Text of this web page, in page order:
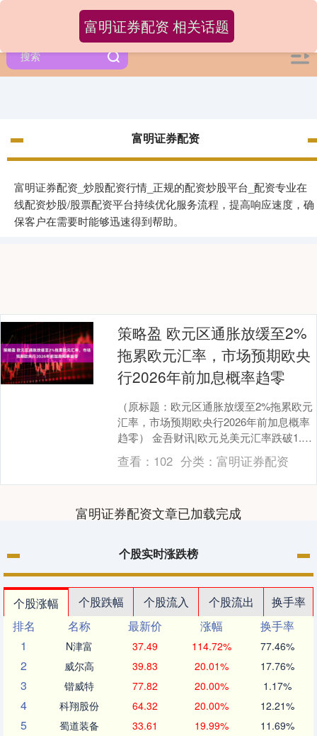
富明证券配资
富明证券配资_炒股配资行情_正规的配资炒股平台_配资专业在
线配资炒股/股票配资平台持续优化服务流程，提高响应速度，确
保客户在需要时能够迅速得到帮助。
富明证券配资 相关话题
策略盈 欧元区通胀放缓至2%
拖累欧元汇率，市场预期欧央
行2026年前加息概率趋零
（原标题：欧元区通胀放缓至2%拖累欧元
汇率，市场预期欧央行2026年前加息概率
趋零） 金吾财讯|欧元兑美元汇率跌破1.17
关口，创12月9日以来新低，主要受欧元....
查看： 102 分类： 富明证券配资
富明证券配资文章已加载完成
个股实时涨跌榜
个股涨幅 个股跌幅 个股流入 个股流出
换手率
排名
名称 最新价 涨幅
换手率
1
N津富 37.49 114.72% 77.46%
2 威尔高 39.83 20.01% 17.76%
3 锴威特 77.82 20.00% 1.17%
4 科翔股份 64.32 20.00% 12.21%
5 蜀道装备 33.61 19.99% 11.69%